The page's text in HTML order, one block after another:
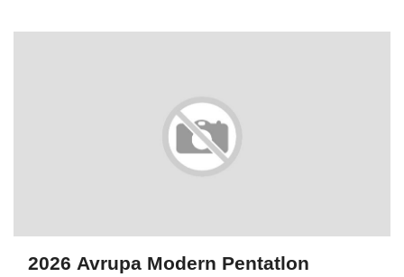
2026 Avrupa Modern Pentatlon